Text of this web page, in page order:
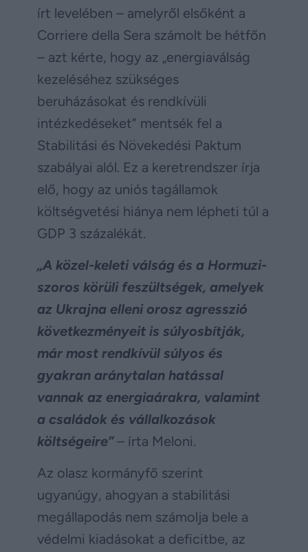
írt levelében – amelyről elsőként a
Corriere della Sera számolt be hétfőn
– azt kérte, hogy az „energiaválság
kezeléséhez szükséges
beruházásokat és rendkívüli
intézkedéseket” mentsék fel a
Stabilitási és Növekedési Paktum
szabályai alól. Ez a keretrendszer írja
elő, hogy az uniós tagállamok
költségvetési hiánya nem lépheti túl a
GDP 3 százalékát.
„A közel-keleti válság és a Hormuzi-
szoros körüli feszültségek, amelyek
az Ukrajna elleni orosz agresszió
következményeit is súlyosbítják,
már most rendkívül súlyos és
gyakran aránytalan hatással
vannak az energiaárakra, valamint
a családok és vállalkozások
költségeire”– írta Meloni.
Az olasz kormányfő szerint
ugyanúgy, ahogyan a stabilitási
megállapodás nem számolja bele a
védelmi kiadásokat a deficitbe, az